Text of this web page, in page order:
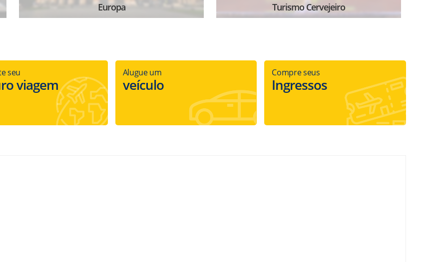
Europa Turismo Cervejeiro
seu
viagem
Alugue um
veículo
Compre seus
Ingressos